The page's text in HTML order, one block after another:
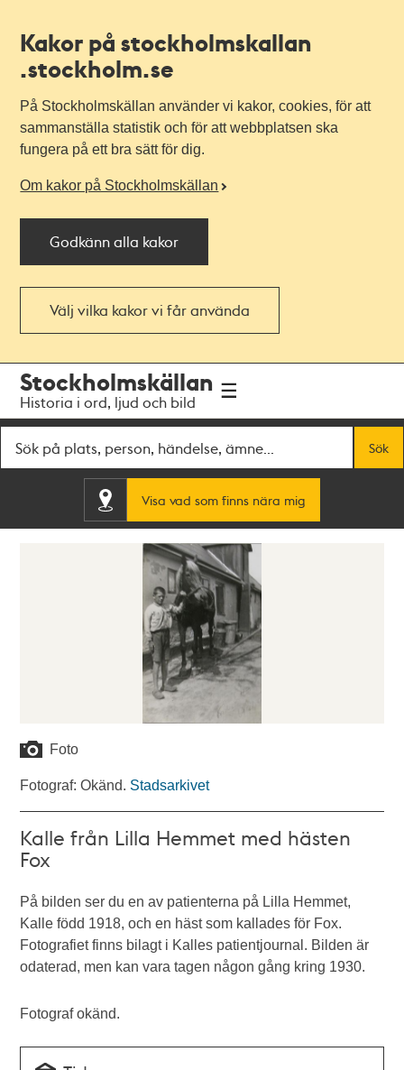
Kakor på stockholmskallan
.stockholm.se
På Stockholmskällan använder vi kakor, cookies, för att
sammanställa statistik och för att webbplatsen ska
fungera på ett bra sätt för dig.
Om kakor på Stockholmskällan
Godkänn alla kakor
Välj vilka kakor vi får använda
navigationen
huvudinnehållet
Stockholmskällan
Historia i ord, ljud och bild
Sök
Visa vad som finns nära mig
Foto
Fotograf: Okänd. Stadsarkivet
Kalle från Lilla Hemmet med hästen
Fox
På bilden ser du en av patienterna på Lilla Hemmet,
Kalle född 1918, och en häst som kallades för Fox.
Fotografiet finns bilagt i Kalles patientjournal. Bilden är
odaterad, men kan vara tagen någon gång kring 1930.
Fotograf okänd.